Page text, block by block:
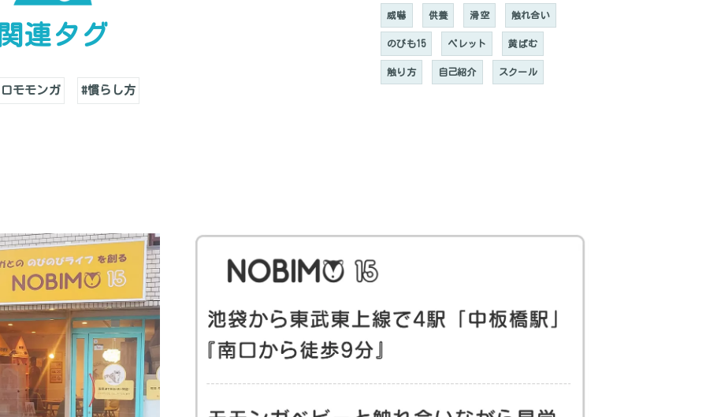
連タグ
モモンガ #慣らし方
威嚇 供養 滑空 触れ合い
のびも15 ペレット 黄ばむ
触り方 自己紹介 スクール